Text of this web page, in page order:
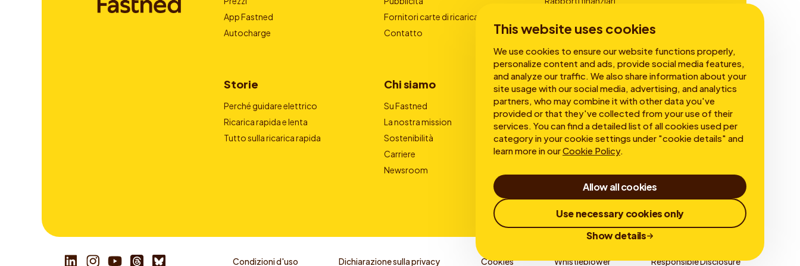
This website uses cookies
We use cookies to ensure our website functions properly,
personalize content and ads, provide social media features,
and analyze our traffic. We also share information about your
site usage with our social media, advertising, and analytics
partners, who may combine it with other data you've
provided or that they've collected from your use of their
services. You can find a detailed list of all cookies used per
category in your cookie settings under "cookie details" and
learn more in ourCookie Policy.
Allow all cookies
Use necessary cookies only
Show details
App Fastned
Autocharge
Fornitori carte di ricarica
Contatto
Storie
Perché guidare elettrico
Ricarica rapida e lenta
Tutto sulla ricarica rapida
Chi siamo
Su Fastned
La nostra mission
Sostenibilità
Carriere
Newsroom
Condizioni d'uso Dichiarazione sulla privacy Cookies Whistleblower Responsible Disclosure